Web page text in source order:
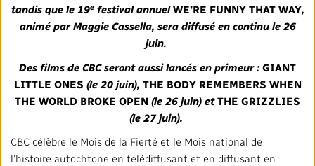
tandis que le 19efestival annuelWE’RE FUNNY THAT WAY,
animé par Maggie Cassella, sera diffusé en continu le 26
juin.
Des films de CBC seront aussi lancés en primeur : GIANT
LITTLE ONES (le 20 juin), THE BODY REMEMBERS WHEN
THE WORLD BROKE OPEN (le 26 juin) etTHE GRIZZLIES
(le 27 juin).
CBC célèbre le Mois de la Fierté et le Mois national de
l’histoire autochtone en télédiffusant et en diffusant en